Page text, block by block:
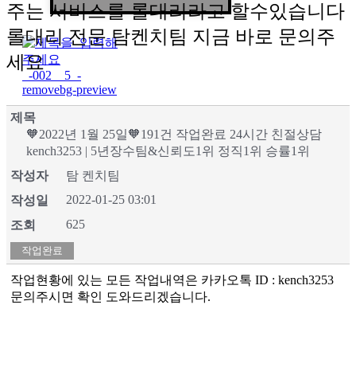
주는 서비스를 롤대리라고 할수있습니다
롤대리 전문 탐켄치팀 지금 바로 문의주
세요
제목
🧡2022년 1월 25일🧡191건 작업완료 24시간 친절상담
kench3253 | 5년장수팀&신뢰도1위 정직1위 승률1위
작성자
탐 켄치팀
작성일
2022-01-25 03:01
조회
625
작업완료
작업현황에 있는 모든 작업내역은 카카오톡 ID : kench3253
문의주시면 확인 도와드리겠습니다.